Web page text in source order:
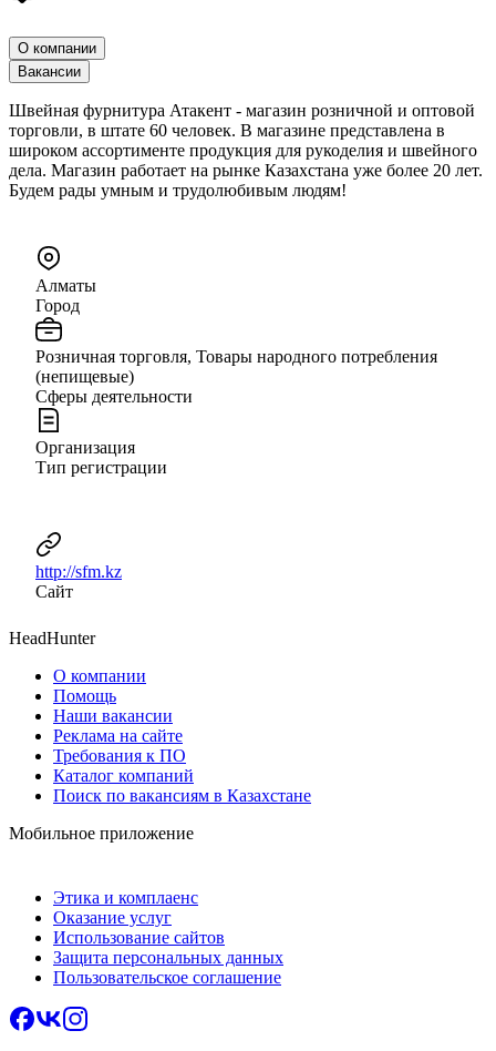
О компании
Вакансии
Швейная фурнитура Атакент - магазин розничной и оптовой
торговли, в штате 60 человек. В магазине представлена в
широком ассортименте продукция для рукоделия и швейного
дела. Магазин работает на рынке Казахстана уже более 20 лет.
Будем рады умным и трудолюбивым людям!
Алматы
Город
Розничная торговля, Товары народного потребления
(непищевые)
Сферы деятельности
Организация
Тип регистрации
http://sfm.kz
Сайт
HeadHunter
О компании
Помощь
Наши вакансии
Реклама на сайте
Требования к ПО
Каталог компаний
Поиск по вакансиям в Казахстане
Мобильное приложение
Этика и комплаенс
Оказание услуг
Использование сайтов
Защита персональных данных
Пользовательское соглашение